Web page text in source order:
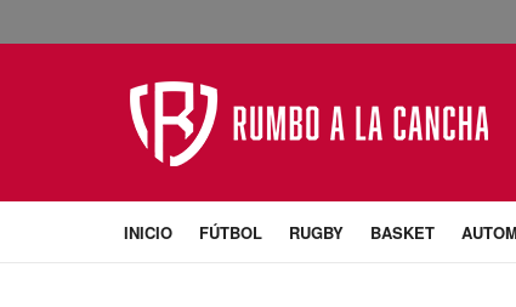
INICIO FÚTBOL RUGBY BASKET